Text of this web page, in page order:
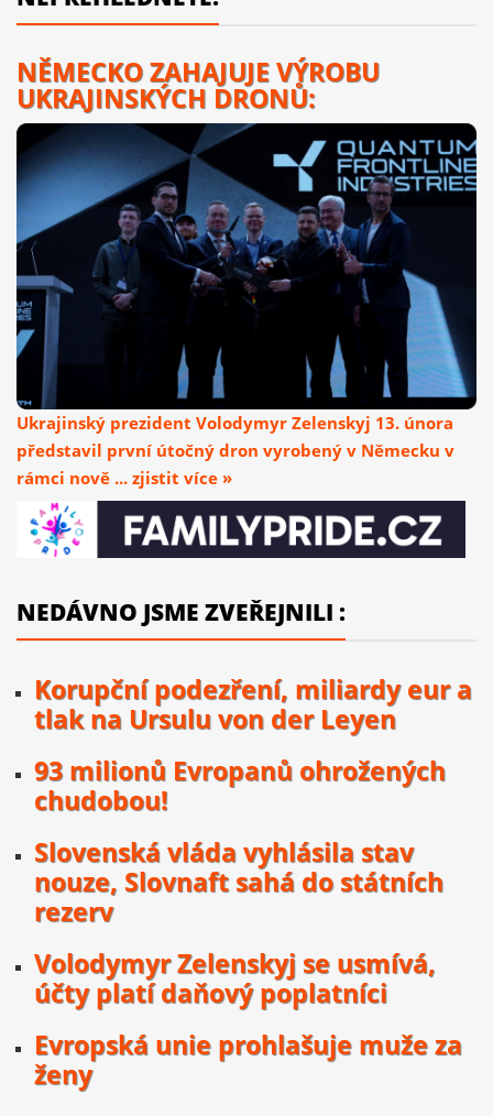
NĚMECKO ZAHAJUJE VÝROBU
UKRAJINSKÝCH DRONŮ:
Ukrajinský prezident Volodymyr Zelenskyj 13. února
představil první útočný dron vyrobený v Německu v
rámci nově ... zjistit více »
NEDÁVNO JSME ZVEŘEJNILI :
Korupční podezření, miliardy eur a
tlak na Ursulu von der Leyen
93 milionů Evropanů ohrožených
chudobou!
Slovenská vláda vyhlásila stav
nouze, Slovnaft sahá do státních
rezerv
Volodymyr Zelenskyj se usmívá,
účty platí daňový poplatníci
Evropská unie prohlašuje muže za
ženy